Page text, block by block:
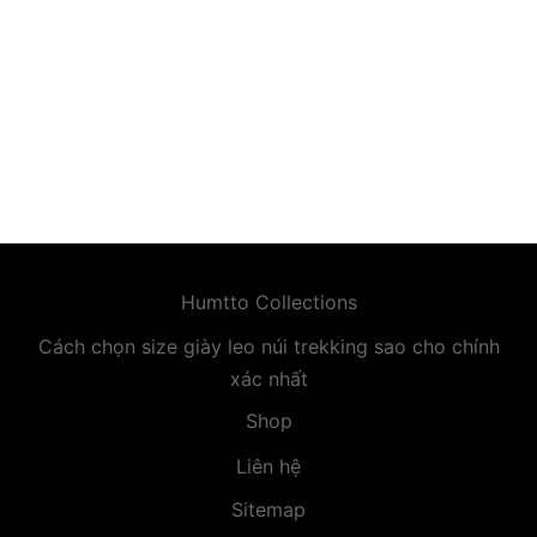
Humtto Collections
Cách chọn size giày leo núi trekking sao cho chính
xác nhất
Shop
Liên hệ
Sitemap